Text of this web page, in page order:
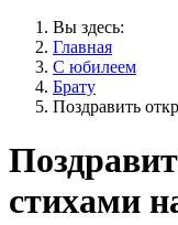
Вы здесь:
Главная
С юбилеем
Брату
Поздравить
стихами